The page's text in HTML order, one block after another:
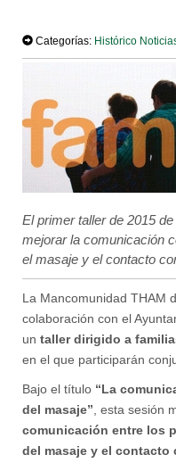
Categorías: Histórico
El primer taller de 2015
mejorar la comunicación
el masaje y el contacto
La Mancomunidad THAM
colaboración con el
un taller dirigido a
en el que participarán
Bajo el título “La
del masaje” , esta sesión
comunicación entre los
del masaje y el contacto